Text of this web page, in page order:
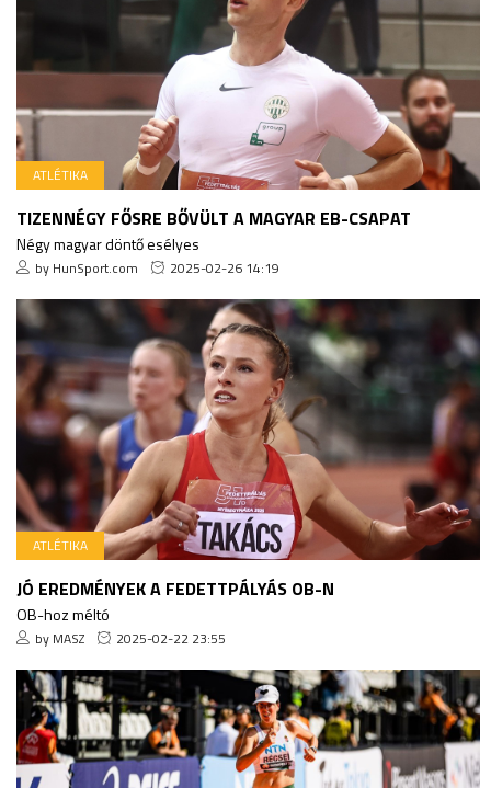
ATLÉTIKA
TIZENNÉGY FŐSRE BŐVÜLT A MAGYAR EB-CSAPAT
Négy magyar döntő esélyes
by HunSport.com 2025-02-26 14:19
ATLÉTIKA
JÓ EREDMÉNYEK A FEDETTPÁLYÁS OB-N
OB-hoz méltó
by MASZ 2025-02-22 23:55